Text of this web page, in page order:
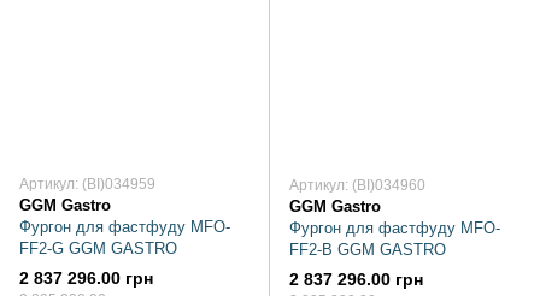
Артикул: (BI)034959
GGM Gastro
Фургон для фастфуду MFO-
FF2-G GGM GASTRO
2 837 296.00 грн
Артикул: (BI)034960
GGM Gastro
Фургон для фастфуду MFO-
FF2-B GGM GASTRO
2 837 296.00 грн